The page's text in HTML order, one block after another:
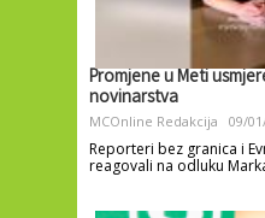
Promjene u Meti
novinarstva
MCOnline Redakcija 09/
Reporteri bez granica i
reagovali na odluku